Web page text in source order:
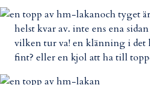
och tyget
helst kvar av. inte ens ena
vilken tur va! en klänning i det
fint? eller en kjol att ha till